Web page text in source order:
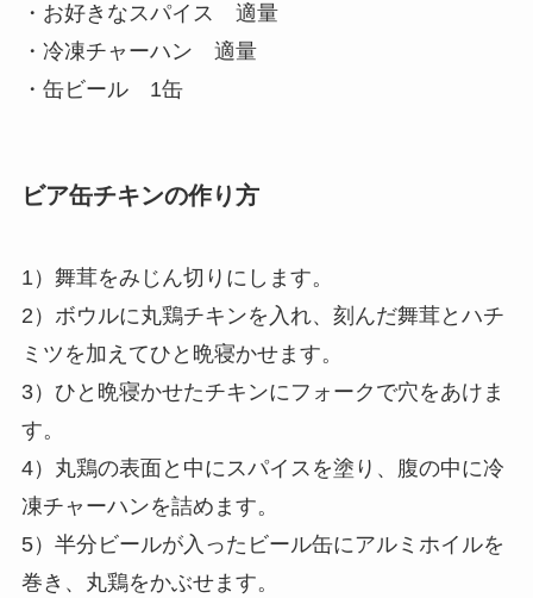
・お好きなスパイス 適量
・冷凍チャーハン 適量
・缶ビール 1缶
ビア缶チキンの作り方
1）舞茸をみじん切りにします。
2）ボウルに丸鶏チキンを入れ、刻んだ舞茸とハチ
ミツを加えてひと晩寝かせます。
3）ひと晩寝かせたチキンにフォークで穴をあけま
す。
4）丸鶏の表面と中にスパイスを塗り、腹の中に冷
凍チャーハンを詰めます。
5）半分ビールが入ったビール缶にアルミホイルを
巻き、丸鶏をかぶせます。